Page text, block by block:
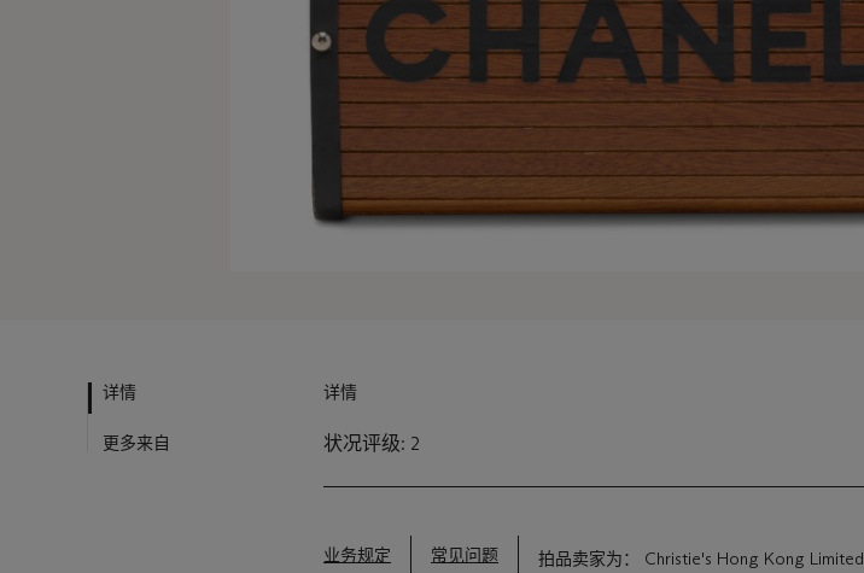
详情
更多来自
详情
状况评级: 2
业务规定 常见问题 拍品卖家为： Christie's Hong Kong Limited